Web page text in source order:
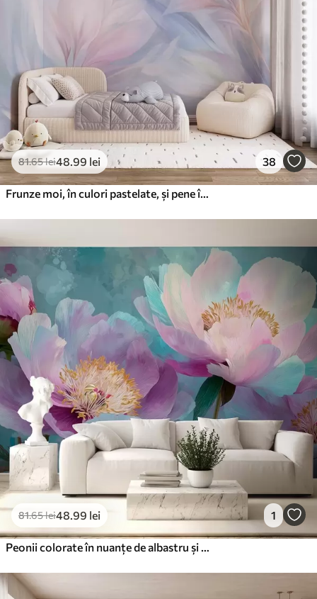
Vinil Premium
250.00150.00lei/m²
Peel and Stick
300 .00 180.00lei/m²
81.65lei48 .99 lei 38
Frunze moi, în culori pastelate, și pene în nuanțe de roz, albastru și galben, imprimeu abstract și texturat
81.65lei48 .99 lei 1